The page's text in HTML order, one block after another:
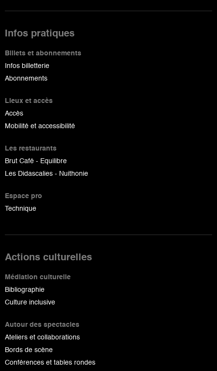
Infos pratiques
Billets et abonnements
Infos billetterie
Abonnements
Lieux et accès
Accès
Mobilité et accessibilité
Les restaurants
Brut Café - Equilibre
Les Didascalies - Nuithonie
Espace pro
Technique
Actions culturelles
Médiation culturelle
Bibliographie
Culture inclusive
Autour des spectacles
Ateliers et collaborations
Bords de scène
Conférences et tables rondes